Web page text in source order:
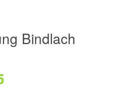
Bindlach